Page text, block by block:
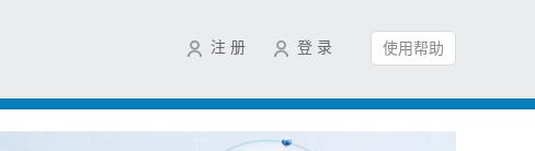
使用帮助
登 录
注 册